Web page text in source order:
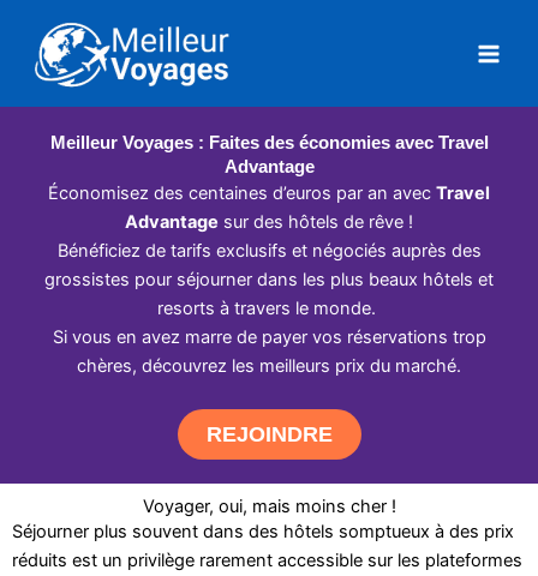
contenu
Meilleur Voyages : Faites des économies avec Travel
Advantage
Économisez des centaines d’euros par an avec Travel
Advantage sur des hôtels de rêve !
Bénéficiez de tarifs exclusifs et négociés auprès des
grossistes pour séjourner dans les plus beaux hôtels et
resorts à travers le monde.
Si vous en avez marre de payer vos réservations trop
chères, découvrez les meilleurs prix du marché.
REJOINDRE
Voyager, oui, mais moins cher !
Séjourner plus souvent dans des hôtels somptueux à des prix
réduits est un privilège rarement accessible sur les plateformes